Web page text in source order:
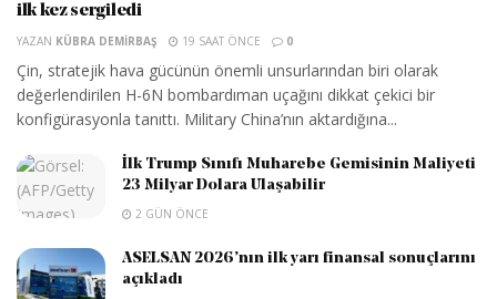
ilk kez sergiledi
YAZAN KÜBRA DEMIRBAŞ 19 SAAT ÖNCE 0
Çin, stratejik hava gücünün önemli unsurlarından biri olarak
değerlendirilen H-6N bombardıman uçağını dikkat çekici bir
konfigürasyonla tanıttı. Military China’nın aktardığına...
İlk Trump Sınıfı Muharebe Gemisinin Maliyeti
23 Milyar Dolara Ulaşabilir
2 GÜN ÖNCE
ASELSAN 2026’nın ilk yarı finansal sonuçlarını
açıkladı